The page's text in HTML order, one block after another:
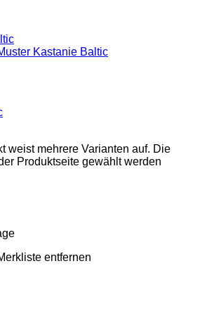
weist mehrere Varianten auf. Die
Produktseite gewählt werden
entfernen